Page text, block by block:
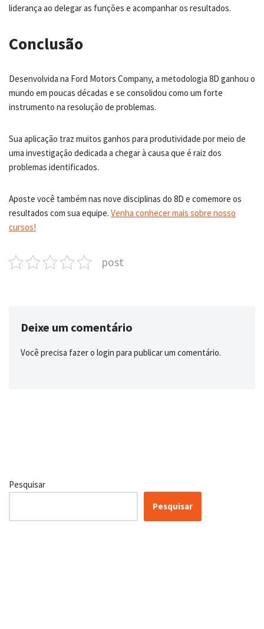
liderança ao delegar as funções e acompanhar os resultados.
Conclusão
Desenvolvida na Ford Motors Company, a metodologia 8D ganhou o
mundo em poucas décadas e se consolidou como um forte
instrumento na resolução de problemas.
Sua aplicação traz muitos ganhos para produtividade por meio de
uma investigação dedicada a chegar à causa que é raiz dos
problemas identificados.
Aposte você também nas nove disciplinas do 8D e comemore os
resultados com sua equipe. Venha conhecer mais sobre nosso
cursos!
post
Deixe um comentário
Você precisa fazer o login para publicar um comentário.
Pesquisar
Pesquisar